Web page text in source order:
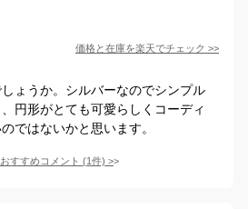
価格と在庫を楽天でチェック >>
ょうか。シルバーなのでシンプル
円形がとても可愛らしくコーディ
ではないかと思います。
すすめコメント (1件) >